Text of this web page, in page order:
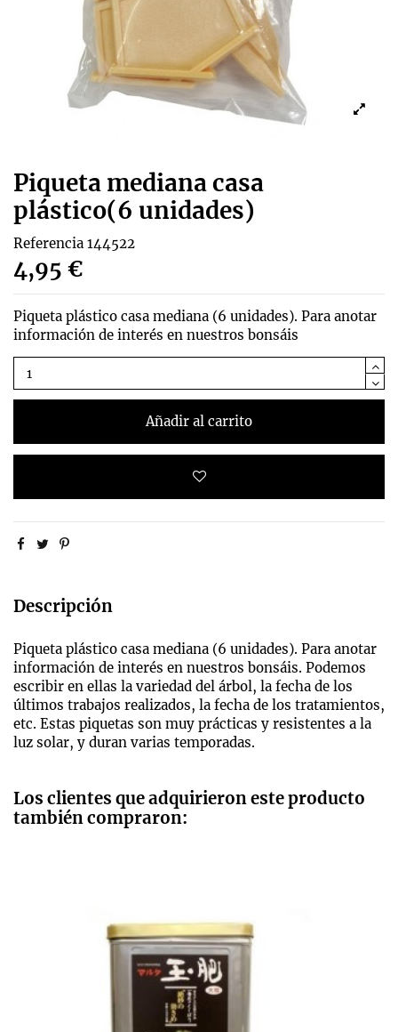
Piqueta mediana casa
plástico(6 unidades)
Referencia 144522
4,95 €
Piqueta plástico casa mediana (6 unidades). Para anotar
información de interés en nuestros bonsáis
Añadir al carrito
Descripción
Piqueta plástico casa mediana (6 unidades). Para anotar
información de interés en nuestros bonsáis. Podemos
escribir en ellas la variedad del árbol, la fecha de los
últimos trabajos realizados, la fecha de los tratamientos,
etc. Estas piquetas son muy prácticas y resistentes a la
luz solar, y duran varias temporadas.
Los clientes que adquirieron este producto
también compraron: